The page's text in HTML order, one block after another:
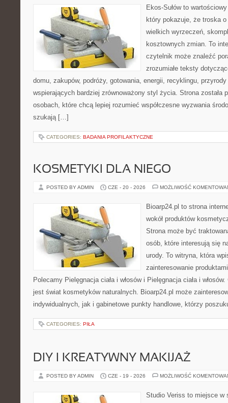
Ekos-Sułów to
który pokazuje, że troska
wielkich wyrzeczeń,
kosztownych zmian. To
czytelnik może znaleźć
zrozumiałe teksty
domu, zakupów, podróży, gotowania, energii, recyklingu,
wspierających bardziej zrównoważony styl życia. Strona została
osobach, które chcą lepiej rozumieć współczesne wyzwania
szukają […]
CATEGORIES: BADANIA PROFILAKTYCZNE
KOSMETYKI DLA NIEGO
POSTED BY ADMIN CZE - 20 - 2026 MOŻLIWOŚĆ
Bioarp24.pl to strona
wokół produktów
Strona może być
osób, które interesują się
urody. To witryna, która
zainteresowanie
Polecamy Pielęgnacja ciała i włosów i Pielęgnacja ciała i
jest świat kosmetyków naturalnych. Bioarp24.pl może
indywidualnych, jak i gabinetowe punkty handlowe, którzy
CATEGORIES: PIŁA
DIY I KREATYWNY MAKIJAŻ
POSTED BY ADMIN CZE - 19 - 2026 MOŻLIWOŚĆ
Studio Veriss to miejsce w